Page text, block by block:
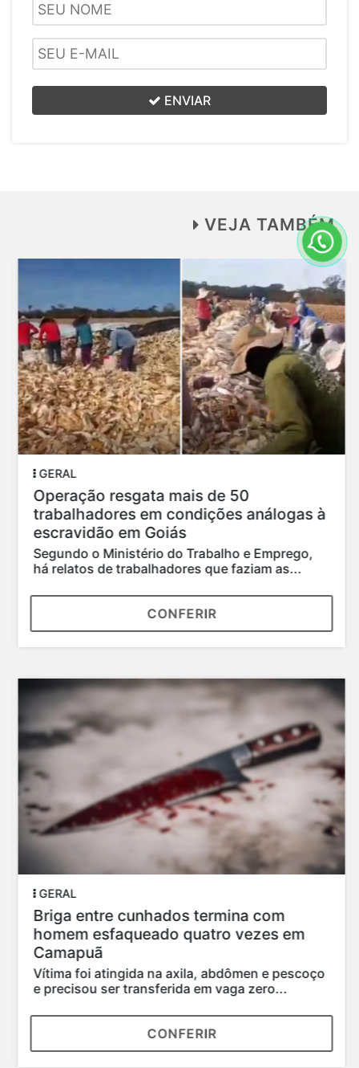
ENVIAR
VEJA TAMBÉM
GERAL
Operação resgata mais de 50
trabalhadores em condições análogas à
escravidão em Goiás
Segundo o Ministério do Trabalho e Emprego,
há relatos de trabalhadores que faziam as...
CONFERIR
GERAL
Briga entre cunhados termina com
homem esfaqueado quatro vezes em
Camapuã
Vítima foi atingida na axila, abdômen e pescoço
e precisou ser transferida em vaga zero...
CONFERIR